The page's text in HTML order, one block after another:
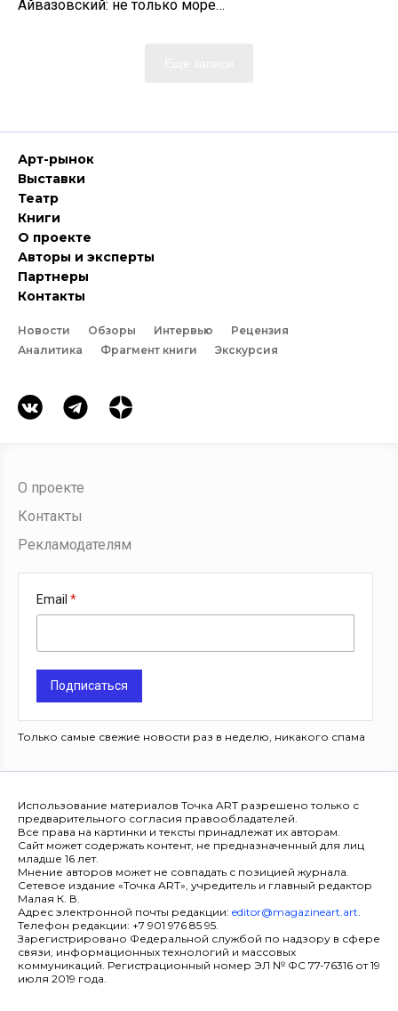
Айвазовский: не только море…
Арт-рынок
Выставки
Театр
Книги
О проекте
Авторы и эксперты
Партнеры
Контакты
Новости Обзоры Интервью
Рецензия
Аналитика
Фрагмент книги Экскурсия
О проекте
Контакты
Рекламодателям
Email
Подписаться
Только самые свежие новости раз в неделю, никакого спама
Использование материалов Точка ART разрешено только с
предварительного согласия правообладателей.
Все права на картинки и тексты принадлежат их авторам.
Сайт может содержать контент, не предназначенный для лиц
младше 16 лет.
Мнение авторов может не совпадать с позицией журнала.
Сетевое издание «Точка ART», учредитель и главный редактор
Малая К. В.
Адрес электронной почты редакции: editor@magazineart.art.
Телефон редакции: +7 901 976 85 95.
Зарегистрировано Федеральной службой по надзору в сфере
связи, информационных технологий и массовых
коммуникаций. Регистрационный номер ЭЛ № ФС 77-76316 от 19
июля 2019 года.